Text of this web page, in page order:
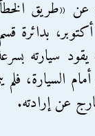
عن «طريق
بدائرة
سيارته
السيارة،
عن إرادته.